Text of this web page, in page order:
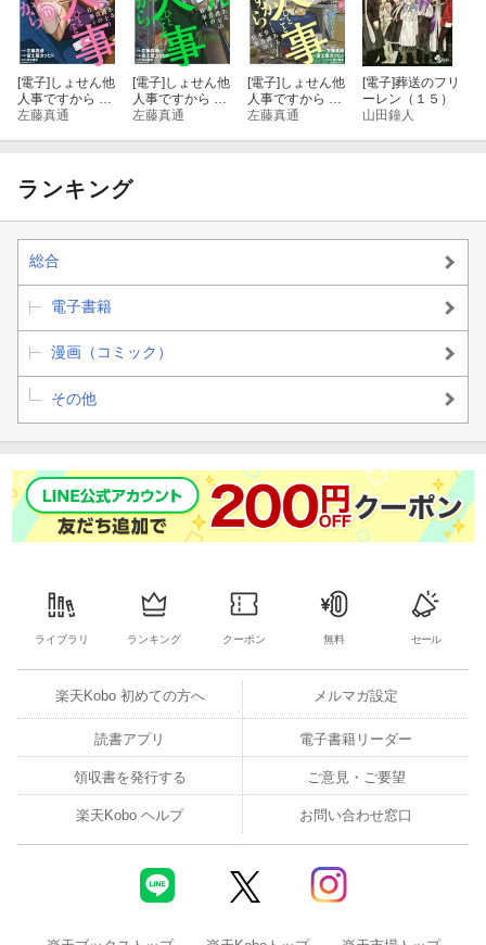
[電子]しょせん他
人事ですから 〜
とある弁護士の
左藤真通
[電子]しょせん他
人事ですから 〜
とある弁護士の
左藤真通
[電子]しょせん他
人事ですから 〜
とある弁護士の
左藤真通
[電子]葬送のフリ
ーレン（１５）
山田鐘人
ランキング
総合
電子書籍
漫画（コミック）
その他
ライブラリ ランキング クーポン 無料 セール
楽天Kobo 初めての方へ メルマガ設定
読書アプリ 電子書籍リーダー
領収書を発行する ご意見・ご要望
楽天Kobo ヘルプ お問い合わせ窓口